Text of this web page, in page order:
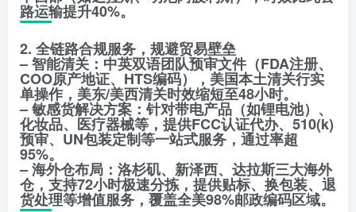
路运输提升40%。
2. 全链路合规服务，规避贸易壁垒
– 智能清关：中英双语团队预审文件（FDA注册、
COO原产地证、HTS编码），美国本土清关行实
单操作，美东/美西清关时效缩短至48小时。
– 敏感货解决方案：针对带电产品（如锂电池）、
化妆品、医疗器械等，提供FCC认证代办、510(k)
预审、UN包装定制等一站式服务，通过率超
95%。
– 海外仓布局：洛杉矶、新泽西、达拉斯三大海外
仓，支持72小时极速分拣，提供贴标、换包装、退
货处理等增值服务，覆盖全美98%邮政编码区域。